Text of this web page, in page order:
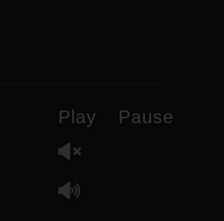
Play Pause